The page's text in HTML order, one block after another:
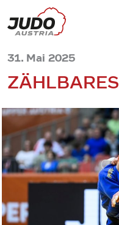
31. Mai 2025